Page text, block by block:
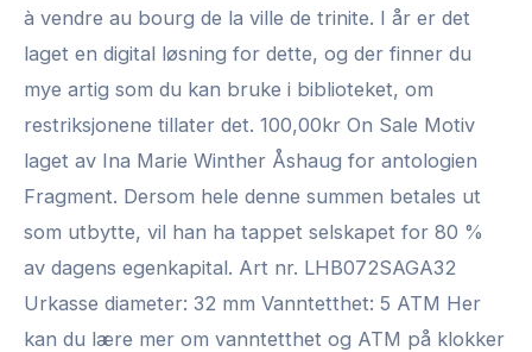
à vendre au bourg de la ville de trinite. I år er det
laget en digital løsning for dette, og der finner du
mye artig som du kan bruke i biblioteket, om
restriksjonene tillater det. 100,00kr On Sale Motiv
laget av Ina Marie Winther Åshaug for antologien
Fragment. Dersom hele denne summen betales ut
som utbytte, vil han ha tappet selskapet for 80 %
av dagens egenkapital. Art nr. LHB072SAGA32
Urkasse diameter: 32 mm Vanntetthet: 5 ATM Her
kan du lære mer om vanntetthet og ATM på klokker